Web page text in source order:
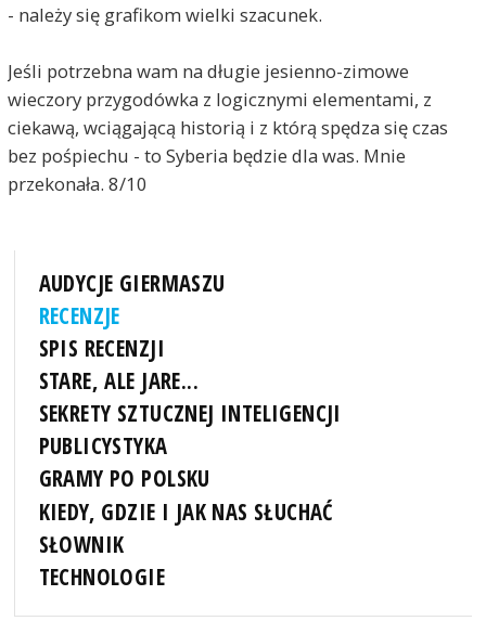
- należy się grafikom wielki szacunek.
Jeśli potrzebna wam na długie jesienno-zimowe
wieczory przygodówka z logicznymi elementami, z
ciekawą, wciągającą historią i z którą spędza się czas
bez pośpiechu - to Syberia będzie dla was. Mnie
przekonała. 8/10
AUDYCJE GIERMASZU
RECENZJE
SPIS RECENZJI
STARE, ALE JARE...
SEKRETY SZTUCZNEJ INTELIGENCJI
PUBLICYSTYKA
GRAMY PO POLSKU
KIEDY, GDZIE I JAK NAS SŁUCHAĆ
SŁOWNIK
TECHNOLOGIE